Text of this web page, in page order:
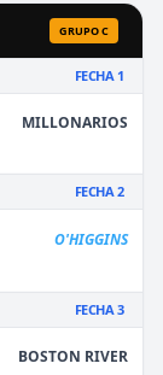
GRUPO C
FECHA 1
MILLONARIOS
FECHA 2
O'HIGGINS
FECHA 3
BOSTON RIVER